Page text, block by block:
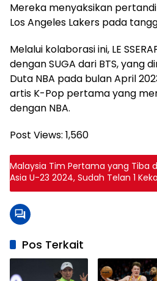
Mereka menyaksikan
Los Angeles Lakers pada
Melalui kolaborasi ini, LE
dengan SUGA dari BTS, yang
Duta NBA pada bulan April
artis K-Pop pertama yang
dengan NBA.
Post Views: 1,560
Malaysia Tim Pertama yang Tiba
Asia U-23 2024, Sudah Telan 1
Pos Terkait